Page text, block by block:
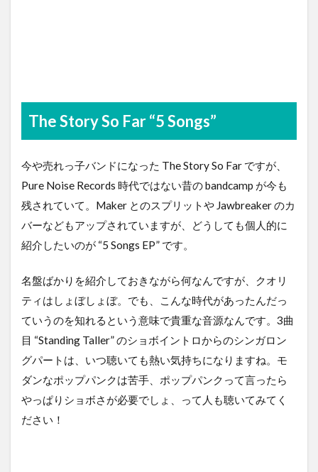
The Story So Far “5 Songs”
今や売れっ子バンドになった The Story So Far ですが、
Pure Noise Records 時代ではない昔の bandcamp が今も
残されていて。Maker とのスプリットや Jawbreaker のカ
バーなどもアップされていますが、どうしても個人的に
紹介したいのが “5 Songs EP” です。
名盤ばかりを紹介しておきながら何なんですが、クオリ
ティはしょぼしょぼ。でも、こんな時代があったんだっ
ていうのを知れるという意味で貴重な音源なんです。3曲
目 “Standing Taller” のショボイントロからのシンガロン
グパートは、いつ聴いても熱い気持ちになりますね。モ
ダンなポップパンクは苦手、ポップパンクって言ったら
やっぱりショボさが必要でしょ、って人も聴いてみてく
ださい！